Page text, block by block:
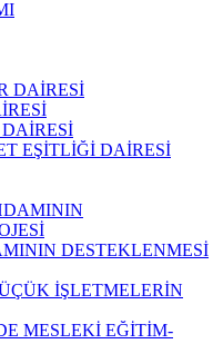
DAİRESİ
EŞİTLİĞİ DAİRESİ
DESTEKLENMESİ
İŞLETMELERİN
MESLEKİ EĞİTİM-